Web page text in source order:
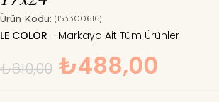
Ürün Kodu: (153300616)
LE COLOR
₺610,00 ₺488,00